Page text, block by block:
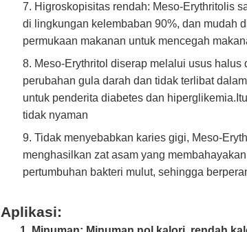
7. Higroskopisitas rendah: Meso-Erythritolis
di lingkungan kelembaban 90%, dan mudah
permukaan makanan untuk mencegah
8. Meso-Erythritol diserap melalui usus
perubahan gula darah dan tidak terlibat
untuk penderita diabetes dan
tidak nyaman
9. Tidak menyebabkan karies gigi, Meso-
menghasilkan zat asam yang
pertumbuhan bakteri mulut, sehingga
Aplikasi: